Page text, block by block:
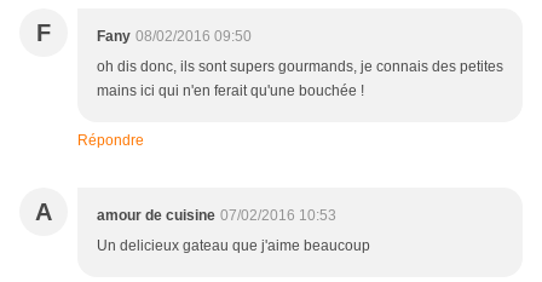
F Fany 08/02/2016 09:50
oh dis donc, ils sont supers gourmands, je connais des petites
mains ici qui n'en ferait qu'une bouchée !
Répondre
A amour de cuisine 07/02/2016 10:53
Un delicieux gateau que j'aime beaucoup